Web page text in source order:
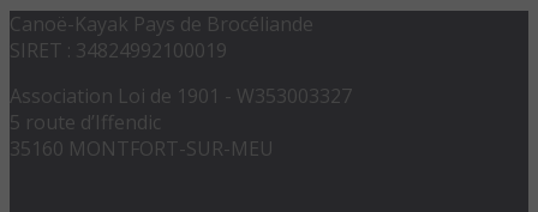
Canoë-Kayak Pays de Brocéliande
SIRET : 34824992100019
Association Loi de 1901 - W353003327
5 route d’Iffendic
35160 MONTFORT-SUR-MEU